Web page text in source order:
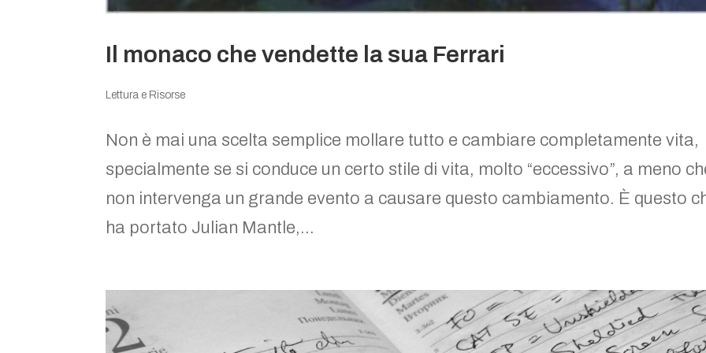
Il monaco che vendette la sua Ferrari
Lettura e Risorse
Non è mai una scelta semplice mollare tutto e cambiare completamente vita,
specialmente se si conduce un certo stile di vita, molto “eccessivo”, a meno
non intervenga un grande evento a causare questo cambiamento. È questo
ha portato Julian Mantle,...